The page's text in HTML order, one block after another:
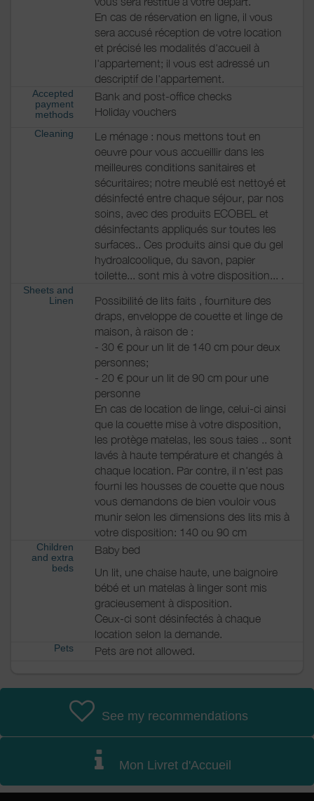
En cas de réservation en ligne, il vous
sera accusé réception de votre location
et précisé les modalités d'accueil à
l'appartement; il vous est adressé un
descriptif de l'appartement.
Accepted
payment
methods
Bank and post-office checks
Holiday vouchers
Cleaning
Le ménage : nous mettons tout en
oeuvre pour vous accueillir dans les
meilleures conditions sanitaires et
sécuritaires; notre meublé est nettoyé et
désinfecté entre chaque séjour, par nos
soins, avec des produits ECOBEL et
désinfectants appliqués sur toutes les
surfaces.. Ces produits ainsi que du gel
hydroalcoolique, du savon, papier
toilette... sont mis à votre disposition... .
Sheets and
Linen
Possibilité de lits faits , fourniture des
draps, enveloppe de couette et linge de
maison, à raison de :
- 30 € pour un lit de 140 cm pour deux
personnes;
- 20 € pour un lit de 90 cm pour une
personne
En cas de location de linge, celui-ci ainsi
que la couette mise à votre disposition,
les protège matelas, les sous taies .. sont
lavés à haute température et changés à
chaque location. Par contre, il n'est pas
fourni les housses de couette que nous
vous demandons de bien vouloir vous
munir selon les dimensions des lits mis à
votre disposition: 140 ou 90 cm
Children
and extra
beds
Baby bed
Un lit, une chaise haute, une baignoire
bébé et un matelas à linger sont mis
gracieusement à disposition.
Ceux-ci sont désinfectés à chaque
location selon la demande.
Pets Pets are not allowed.
See my recommendations
Mon Livret d'Accueil